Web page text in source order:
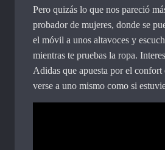
Pero quizás lo que nos pareció
probador de mujeres, donde se
el móvil a unos altavoces y
mientras te pruebas la ropa.
Adidas que apuesta por el
verse a uno mismo como si